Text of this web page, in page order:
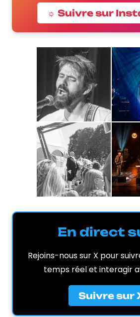
☼ Suivre sur
En direct
Rejoins-nous sur X pour
temps réel et interagir
Suivre sur